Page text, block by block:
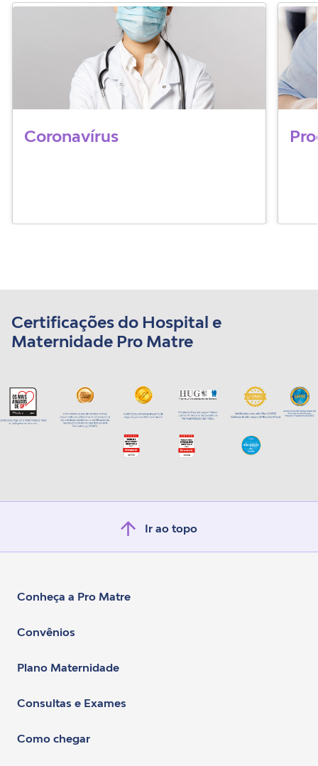
Coronavírus
Certificações do Hospital e
Maternidade Pro Matre
Ir ao topo
Conheça a Pro Matre
Convênios
Plano Maternidade
Consultas e Exames
Como chegar